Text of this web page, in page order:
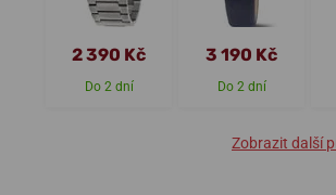
2 390 Kč
Do 2 dní
3 190 Kč
Do 2 dní
Zobrazit další